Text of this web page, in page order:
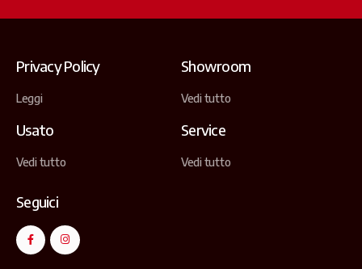
Privacy Policy
Leggi
Showroom
Vedi tutto
Usato
Vedi tutto
Service
Vedi tutto
Seguici